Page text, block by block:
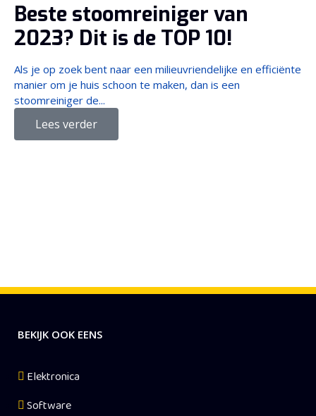
Beste stoomreiniger van
2023? Dit is de TOP 10!
Als je op zoek bent naar een milieuvriendelijke en efficiënte
manier om je huis schoon te maken, dan is een
stoomreiniger de...
Lees verder
BEKIJK OOK EENS
Elektronica
Software